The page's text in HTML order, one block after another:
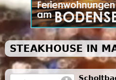
STEAKHOUSE IN